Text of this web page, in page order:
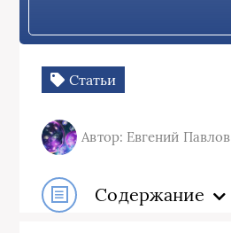
Статьи
Автор: Евгений Павлов
Содержание